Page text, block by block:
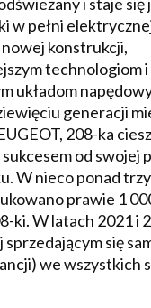
i staje się
w pełni
nowej konstrukcji,
technologiom
układom
generacji
208-ka
od swojej
W nieco ponad
prawie 1
ki. W latach 2021 i
sprzedającym się
we wszystkich